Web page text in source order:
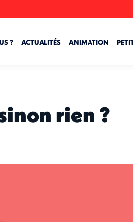
? ACTUALITÉS ANIMATION
rien ?